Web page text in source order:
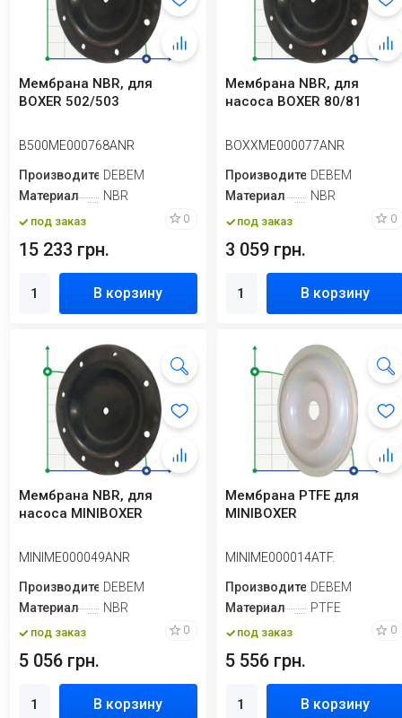
Мембрана NBR, для
BOXER 502/503
B500ME000768ANR
ПроизводительDEBEM
Материал
NBR
под заказ 0
15 233 грн.
В корзину
Мембрана NBR, для
насоса BOXER 80/81
BOXXME000077ANR
ПроизводительDEBEM
Материал
NBR
под заказ 0
3 059 грн.
В корзину
Мембрана NBR, для
насоса MINIBOXER
MINIME000049ANR
ПроизводительDEBEM
Материал
NBR
под заказ 0
5 056 грн.
В корзину
Мембрана PTFE для
MINIBOXER
MINIME000014ATF.
ПроизводительDEBEM
Материал
PTFE
под заказ 0
5 556 грн.
В корзину